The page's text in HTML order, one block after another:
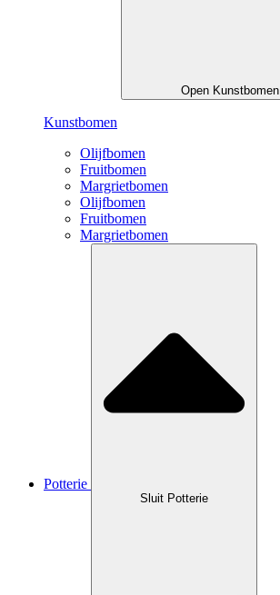
Open Kunstbomen
Kunstbomen
Olijfbomen
Fruitbomen
Margrietbomen
Olijfbomen
Fruitbomen
Margrietbomen
Potterie
Sluit Potterie